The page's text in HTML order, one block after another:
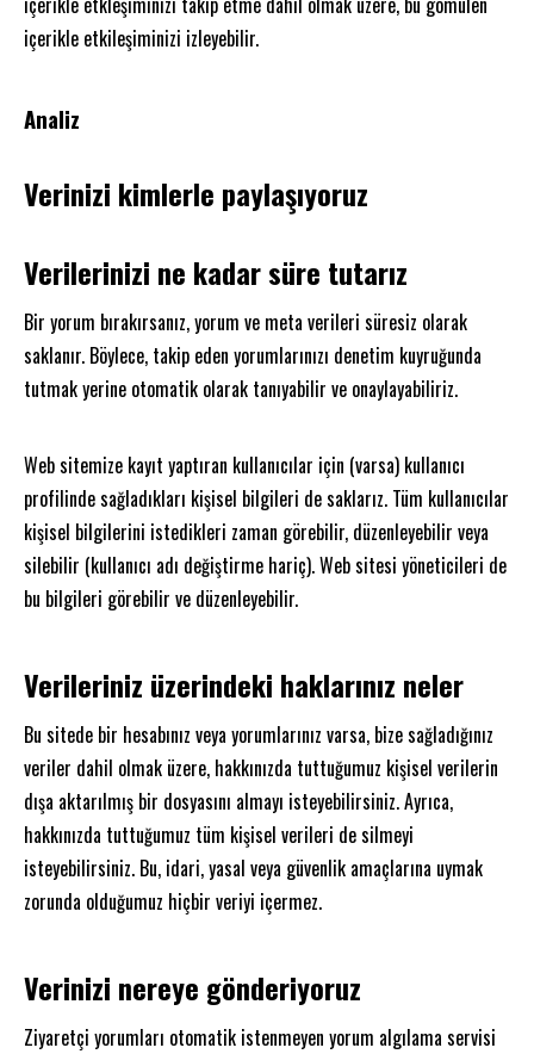
içerikle etkileşiminizi izleyebilir.
Analiz
Verinizi kimlerle paylaşıyoruz
Verilerinizi ne kadar süre tutarız
Bir yorum bırakırsanız, yorum ve meta verileri süresiz olarak
saklanır. Böylece, takip eden yorumlarınızı denetim kuyruğunda
tutmak yerine otomatik olarak tanıyabilir ve onaylayabiliriz.
Web sitemize kayıt yaptıran kullanıcılar için (varsa) kullanıcı
profilinde sağladıkları kişisel bilgileri de saklarız. Tüm kullanıcılar
kişisel bilgilerini istedikleri zaman görebilir, düzenleyebilir veya
silebilir (kullanıcı adı değiştirme hariç). Web sitesi yöneticileri de
bu bilgileri görebilir ve düzenleyebilir.
Verileriniz üzerindeki haklarınız neler
Bu sitede bir hesabınız veya yorumlarınız varsa, bize sağladığınız
veriler dahil olmak üzere, hakkınızda tuttuğumuz kişisel verilerin
dışa aktarılmış bir dosyasını almayı isteyebilirsiniz. Ayrıca,
hakkınızda tuttuğumuz tüm kişisel verileri de silmeyi
isteyebilirsiniz. Bu, idari, yasal veya güvenlik amaçlarına uymak
zorunda olduğumuz hiçbir veriyi içermez.
Verinizi nereye gönderiyoruz
Ziyaretçi yorumları otomatik istenmeyen yorum algılama servisi